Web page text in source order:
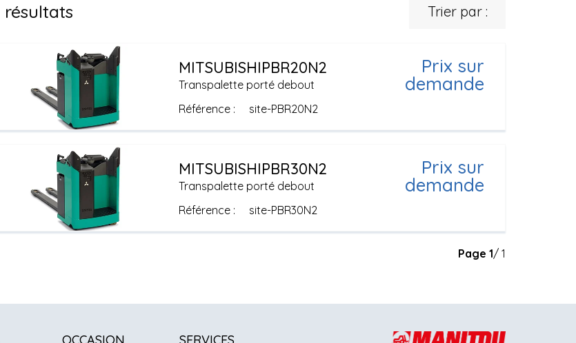
résultats Trier par :
Transpalette porté debout
MITSUBISHIPBR20N2
Référence site-PBR20N2
Prix sur
demande
Transpalette porté debout
MITSUBISHIPBR30N2
Référence site-PBR30N2
Prix sur
demande
Page 1/ 1